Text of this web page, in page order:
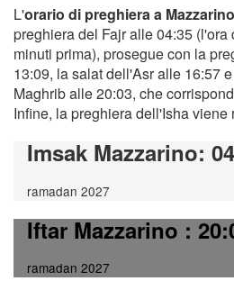
L'orario di preghiera a Mazzarino
preghiera del Fajr alle 04:35 (l'ora
minuti prima), prosegue con la
13:09, la salat dell'Asr alle 16:57
Maghrib alle 20:03, che
Infine, la preghiera dell'Isha viene
Imsak Mazzarino:
ramadan 2027
Iftar Mazzarino:
ramadan 2027